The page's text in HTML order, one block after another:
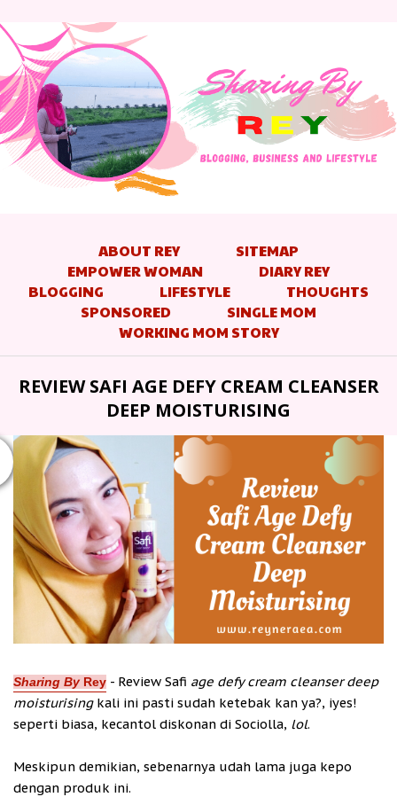
ABOUT REY
SITEMAP
EMPOWER WOMAN
DIARY REY
BLOGGING
LIFESTYLE
THOUGHTS
SPONSORED
SINGLE MOM
WORKING MOM STORY
REVIEW SAFI AGE DEFY CREAM CLEANSER
DEEP MOISTURISING
Sharing By Rey - Review Safi age defy cream cleanser deep
moisturisingkali ini pasti sudah ketebak kan ya?, iyes!
seperti biasa, kecantol diskonan di Sociolla, lol.
Meskipun demikian, sebenarnya udah lama juga kepo
dengan produk ini.